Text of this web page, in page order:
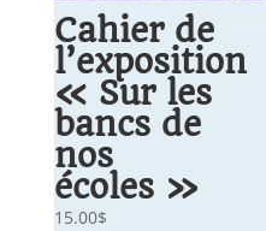
Cahier de
l’exposition
« Sur les
bancs de
nos
écoles »
15.00$